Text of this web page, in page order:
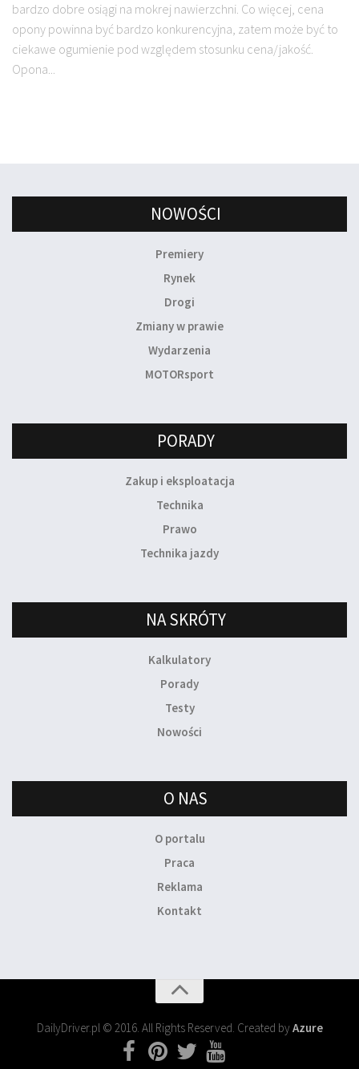
bardzo dobre osiągi na mokrej nawierzchni. Co więcej, cena
opony powinna być bardzo konkurencyjna, zatem może być to
ciekawe ogumienie pod względem stosunku cena/jakość.
Opona...
NOWOŚCI
Premiery
Rynek
Drogi
Zmiany w prawie
Wydarzenia
MOTORsport
PORADY
Zakup i eksploatacja
Technika
Prawo
Technika jazdy
NA SKRÓTY
Kalkulatory
Porady
Testy
Nowości
O NAS
O portalu
Praca
Reklama
Kontakt
DailyDriver.pl © 2016. All Rights Reserved. Created byAzure